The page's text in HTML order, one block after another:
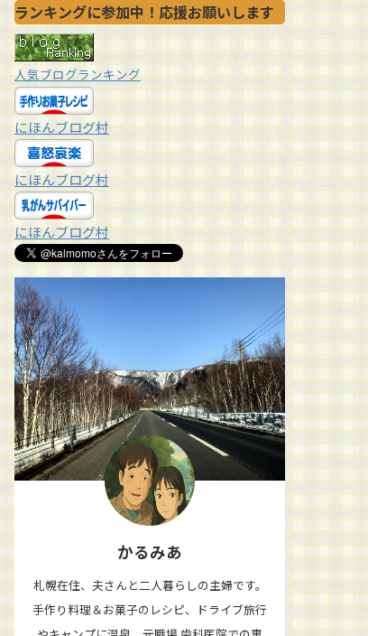
ランキングに参加中！応援お願いします
人気ブログランキング
にほんブログ村
にほんブログ村
にほんブログ村
かるみあ
札幌在住、夫さんと二人暮らしの主婦です。
手作り料理＆お菓子のレシピ、ドライブ旅行